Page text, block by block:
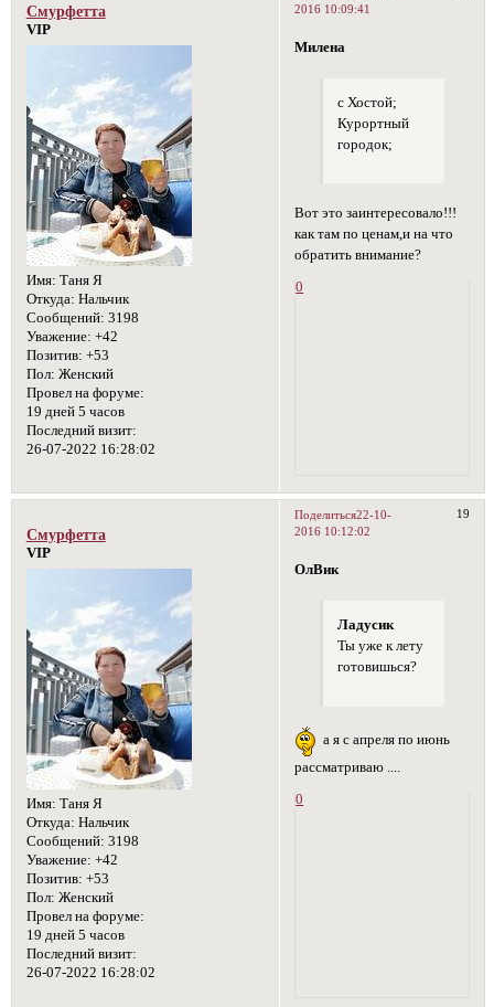
2016 10:09:41
Смурфетта
VIP
Имя: Таня Я
Откуда: Нальчик
Сообщений: 3198
Уважение: +42
Позитив: +53
Пол: Женский
Провел на форуме:
19 дней 5 часов
Последний визит:
26-07-2022 16:28:02
Милена
с Хостой;
Курортный
городок;
Вот это заинтересовало!!!
как там по ценам,и на что
обратить внимание?
0
Поделиться 19
22-10-
2016 10:12:02
Смурфетта
VIP
Имя: Таня Я
Откуда: Нальчик
Сообщений: 3198
Уважение: +42
Позитив: +53
Пол: Женский
Провел на форуме:
19 дней 5 часов
Последний визит:
26-07-2022 16:28:02
ОлВик
Ладусик
Ты уже к лету
готовишься?
а я с апреля по июнь
рассматриваю ....
0